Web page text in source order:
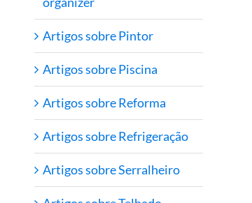
Artigos sobre Pintor
Artigos sobre Piscina
Artigos sobre Reforma
Artigos sobre Refrigeração
Artigos sobre Serralheiro